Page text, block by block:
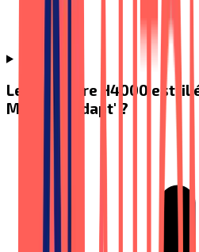
Le Handicare H4000 est-il
MaPrimeAdapt' ?